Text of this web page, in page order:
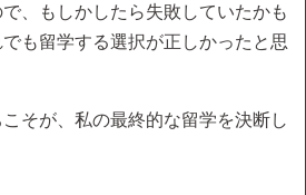
、もしかしたら失敗していたかも
も留学する選択が正しかったと思
そが、私の最終的な留学を決断し